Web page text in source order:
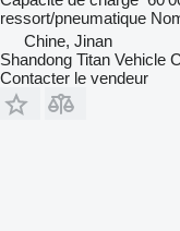
ressort/pneumatique
Chine, Jinan
Shandong Titan Vehicle
Contacter le vendeur